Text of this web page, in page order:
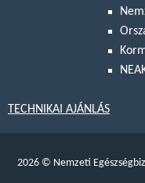
TECHNIKAI AJÁNLÁS
2026 © Nemzeti